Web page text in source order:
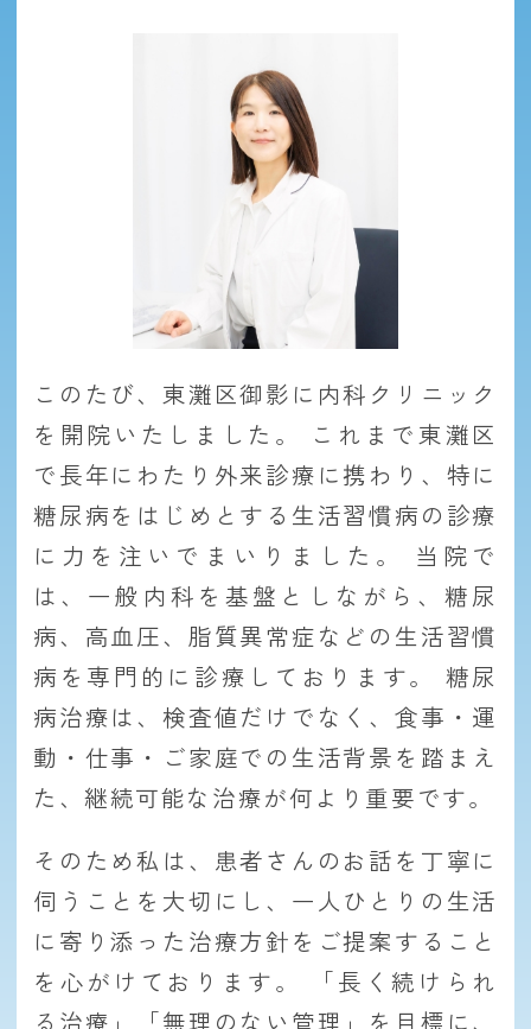
このたび、東灘区御影に内科クリニック
を開院いたしました。 これまで東灘区
で長年にわたり外来診療に携わり、特に
糖尿病をはじめとする生活習慣病の診療
に力を注いでまいりました。 当院で
は、一般内科を基盤としながら、糖尿
病、高血圧、脂質異常症などの生活習慣
病を専門的に診療しております。 糖尿
病治療は、検査値だけでなく、食事・運
動・仕事・ご家庭での生活背景を踏まえ
た、継続可能な治療が何より重要です。
そのため私は、患者さんのお話を丁寧に
伺うことを大切にし、一人ひとりの生活
に寄り添った治療方針をご提案すること
を心がけております。 「長く続けられ
る治療」「無理のない管理」を目標に、